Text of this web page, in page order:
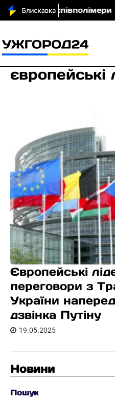
співполімери
європейські
Європейські
переговори з
України
дзвінка Путіну
19.05.2025
Новини
Пошук